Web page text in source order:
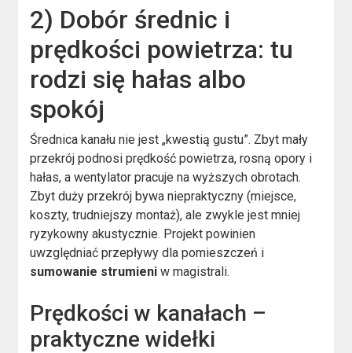
2) Dobór średnic i
prędkości powietrza: tu
rodzi się hałas albo
spokój
Średnica kanału nie jest „kwestią gustu”. Zbyt mały
przekrój podnosi prędkość powietrza, rosną opory i
hałas, a wentylator pracuje na wyższych obrotach.
Zbyt duży przekrój bywa niepraktyczny (miejsce,
koszty, trudniejszy montaż), ale zwykle jest mniej
ryzykowny akustycznie. Projekt powinien
uwzględniać przepływy dla pomieszczeń i
sumowanie strumieni w magistrali.
Prędkości w kanałach –
praktyczne widełki